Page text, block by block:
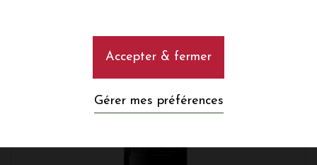
Accepter & fermer
Gérer mes préférences